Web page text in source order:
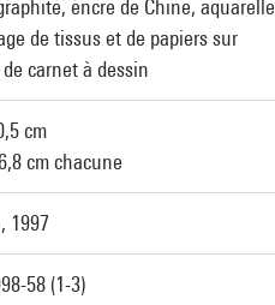
encre de Chine, aquarelle
de tissus et de papiers sur
carnet à dessin
cm
cm chacune
1997
58 (1-3)